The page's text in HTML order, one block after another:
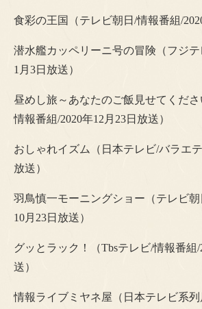
食彩の王国（テレビ朝日/情報番組/
潜水艦カッペリーニ号の冒険（フジテ
1月3日放送）
昼めし旅～あなたのご飯見せてくだ
情報番組/2020年12月23日放送）
おしゃれイズム（日本テレビ/バラエテ
放送）
羽鳥慎一モーニングショー（テレビ朝
10月23日放送）
グッとラック！（Tbsテレビ/情報番組/
送）
情報ライブミヤネ屋（日本テレビ系列